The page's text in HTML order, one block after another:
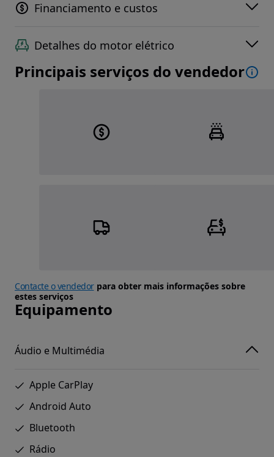
Financiamento e custos
Detalhes do motor elétrico
Principais serviços do vendedor
Contacte o vendedorpara obter mais informações sobre
estes serviços
Equipamento
Áudio e Multimédia
Apple CarPlay
Android Auto
Bluetooth
Rádio